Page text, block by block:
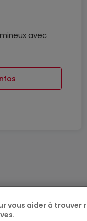
avec
vous aider à trouver